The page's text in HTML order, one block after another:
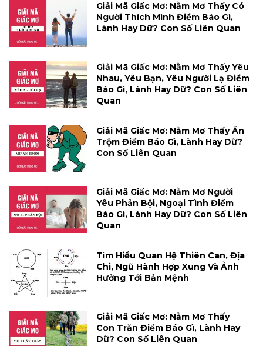
Giải Mã Giấc Mơ: Nằm Mơ Thấy Có
Người Thích Mình Điềm Báo Gì,
Lành Hay Dữ? Con Số Liên Quan
Giải Mã Giấc Mơ: Nằm Mơ Thấy Yêu
Nhau, Yêu Bạn, Yêu Người Lạ Điềm
Báo Gì, Lành Hay Dữ? Con Số Liên
Quan
Giải Mã Giấc Mơ: Nằm Mơ Thấy Ăn
Trộm Điềm Báo Gì, Lành Hay Dữ?
Con Số Liên Quan
Giải Mã Giấc Mơ: Nằm Mơ Người
Yêu Phản Bội, Ngoại Tình Điềm
Báo Gì, Lành Hay Dữ? Con Số Liên
Quan
Tìm Hiểu Quan Hệ Thiên Can, Địa
Chi, Ngũ Hành Hợp Xung Và Ảnh
Hưởng Tới Bản Mệnh
Giải Mã Giấc Mơ: Nằm Mơ Thấy
Con Trăn Điềm Báo Gì, Lành Hay
Dữ? Con Số Liên Quan